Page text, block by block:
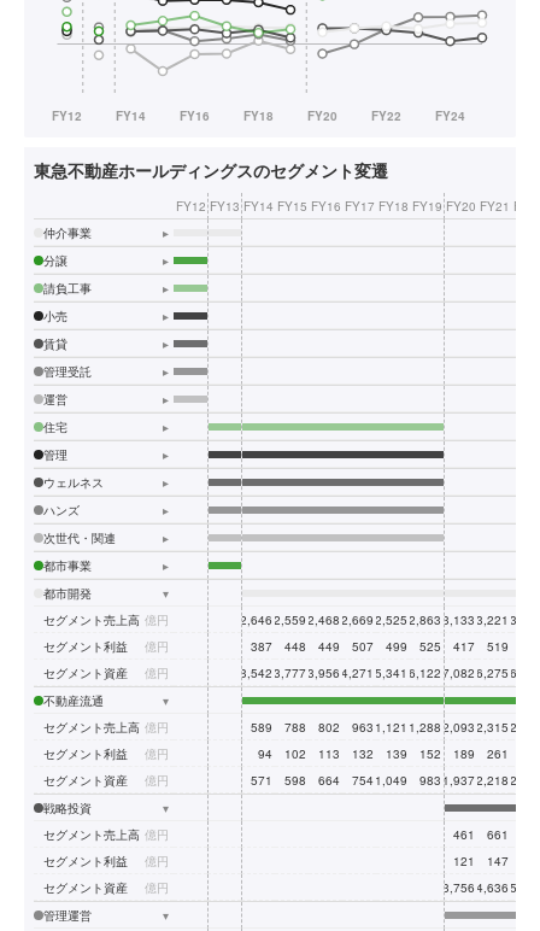
東急不動産ホールディングスのセグメント変遷
FY12 FY13 FY14 FY15 FY16 FY17 FY18 FY19 FY20 FY21
仲介事業
▸
分譲
▸
請負工事
▸
小売
▸
賃貸
▸
管理受託
▸
運営
▸
住宅
▸
管理
▸
ウェルネス
▸
ハンズ
▸
次世代・関連
▸
都市事業
▸
都市開発
▾
セグメント売上高 億円 2,646 2,559 2,468 2,669 2,525 2,863 3,133 3,221
セグメント利益
億円 387 448 449 507 499 525 417 519
セグメント資産
億円 13,54213,77713,95614,27115,34116,12217,08216,275
不動産流通
▾
セグメント売上高 億円 589 788 802 963 1,121 1,288 2,093 2,315
セグメント利益
億円 94 102 113 132 139 152 189 261
セグメント資産
億円 571 598 664 7541,049 983 1,9372,218
戦略投資
▾
セグメント売上高 億円 461 661
セグメント利益
億円 121 147
セグメント資産
億円 3,756 4,636
管理運営
▾